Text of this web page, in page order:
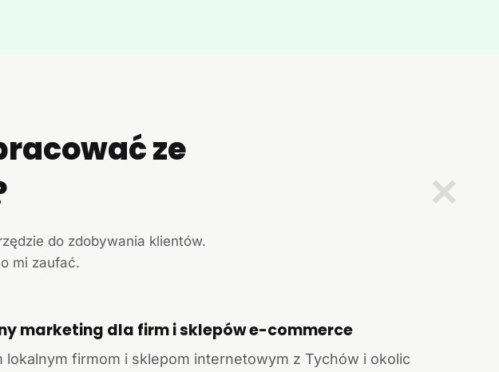
✕
ze
do zdobywania klientów.
mi zaufać.
marketing dla firm i sklepów e-commerce
lokalnym firmom i sklepom internetowym z Tychów i okolic